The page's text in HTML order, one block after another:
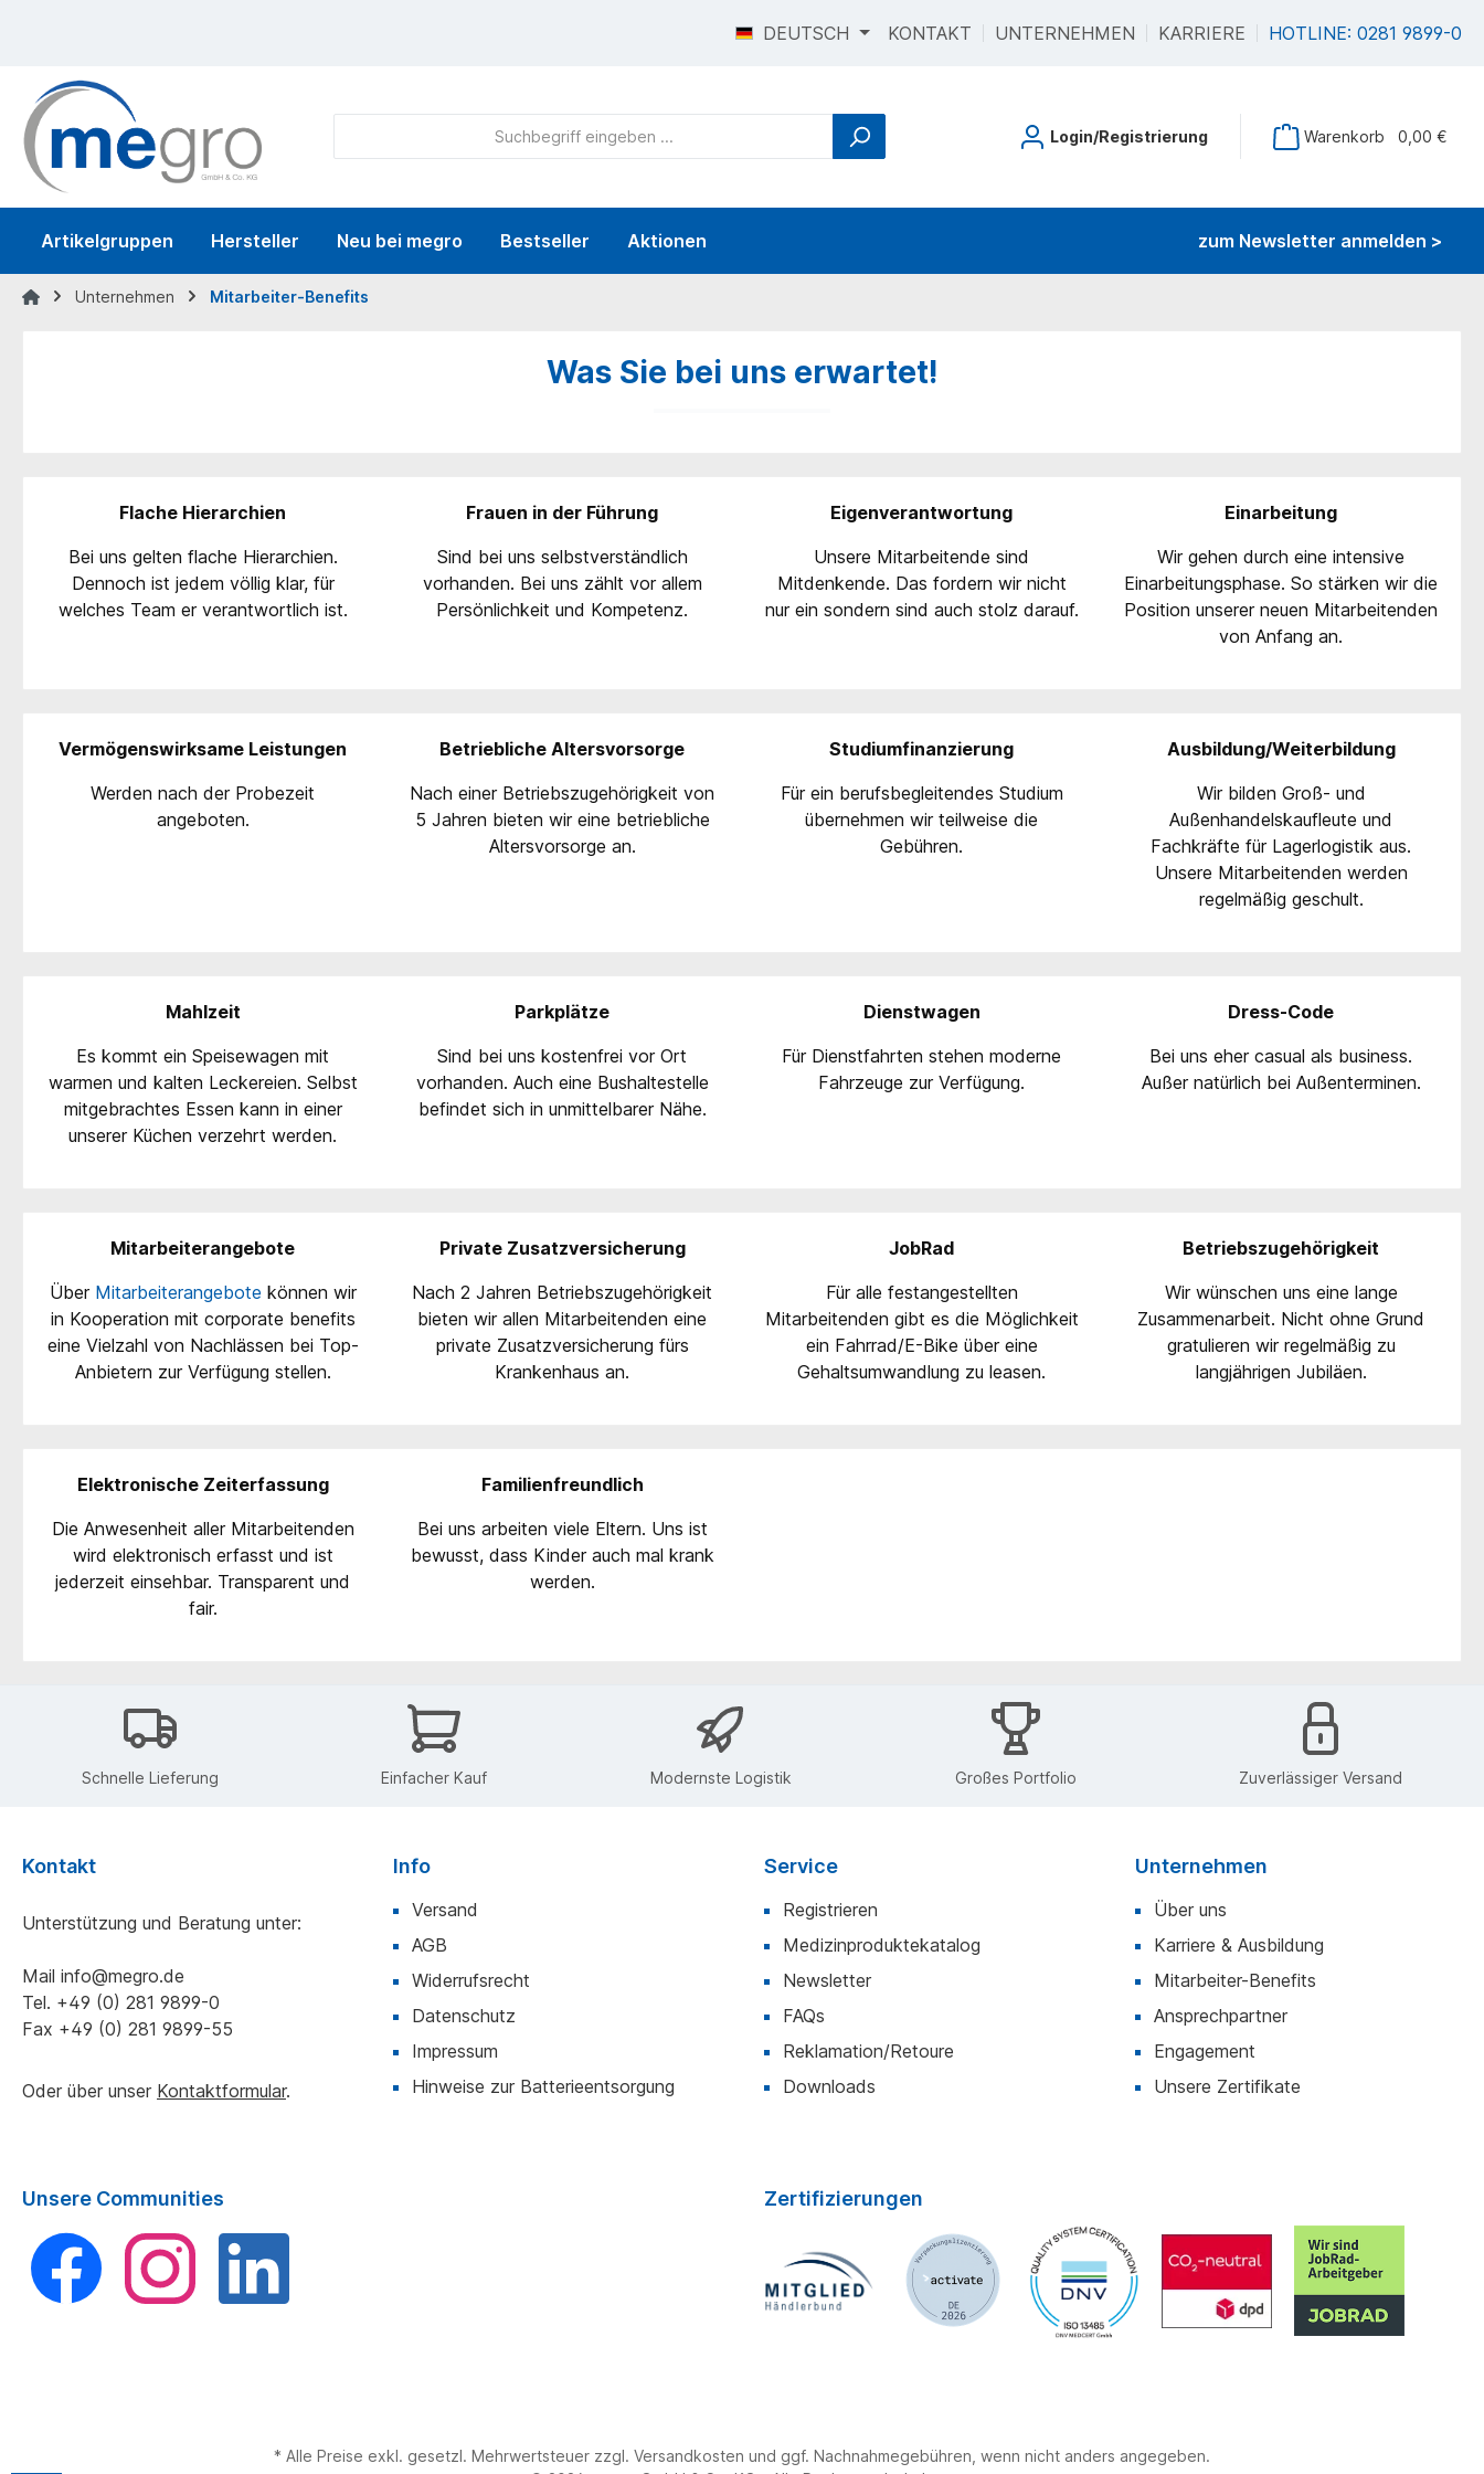
DEUTSCH KONTAKT UNTERNEHMEN KARRIERE HOTLINE: 0281 9899-0
Login/Registrierung Warenkorb 0,00 €
zum Newsletter anmelden >
Artikelgruppen Hersteller Neu bei megro Bestseller Aktionen
Unternehmen Mitarbeiter-Benefits
Was Sie bei uns erwartet!
Flache Hierarchien
Bei uns gelten flache Hierarchien.
Dennoch ist jedem völlig klar, für
welches Team er verantwortlich ist.
Frauen in der Führung
Sind bei uns selbstverständlich
vorhanden. Bei uns zählt vor allem
Persönlichkeit und Kompetenz.
Eigenverantwortung
Unsere Mitarbeitende sind
Mitdenkende. Das fordern wir nicht
nur ein sondern sind auch stolz darauf.
Einarbeitung
Wir gehen durch eine intensive
Einarbeitungsphase. So stärken wir die
Position unserer neuen Mitarbeitenden
von Anfang an.
Vermögenswirksame Leistungen
Werden nach der Probezeit
angeboten.
Betriebliche Altersvorsorge
Nach einer Betriebszugehörigkeit von
5 Jahren bieten wir eine betriebliche
Altersvorsorge an.
Studiumfinanzierung
Für ein berufsbegleitendes Studium
übernehmen wir teilweise die
Gebühren.
Ausbildung/Weiterbildung
Wir bilden Groß- und
Außenhandelskaufleute und
Fachkräfte für Lagerlogistik aus.
Unsere Mitarbeitenden werden
regelmäßig geschult.
Mahlzeit
Es kommt ein Speisewagen mit
warmen und kalten Leckereien. Selbst
mitgebrachtes Essen kann in einer
unserer Küchen verzehrt werden.
Parkplätze
Sind bei uns kostenfrei vor Ort
vorhanden. Auch eine Bushaltestelle
befindet sich in unmittelbarer Nähe.
Dienstwagen
Für Dienstfahrten stehen moderne
Fahrzeuge zur Verfügung.
Dress-Code
Bei uns eher casual als business.
Außer natürlich bei Außenterminen.
Mitarbeiterangebote
Über Mitarbeiterangebote können wir
in Kooperation mit corporate benefits
eine Vielzahl von Nachlässen bei Top-
Anbietern zur Verfügung stellen.
Private Zusatzversicherung
Nach 2 Jahren Betriebszugehörigkeit
bieten wir allen Mitarbeitenden eine
private Zusatzversicherung fürs
Krankenhaus an.
JobRad
Für alle festangestellten
Mitarbeitenden gibt es die Möglichkeit
ein Fahrrad/E-Bike über eine
Gehaltsumwandlung zu leasen.
Betriebszugehörigkeit
Wir wünschen uns eine lange
Zusammenarbeit. Nicht ohne Grund
gratulieren wir regelmäßig zu
langjährigen Jubiläen.
Elektronische Zeiterfassung
Die Anwesenheit aller Mitarbeitenden
wird elektronisch erfasst und ist
jederzeit einsehbar. Transparent und
fair.
Familienfreundlich
Bei uns arbeiten viele Eltern. Uns ist
bewusst, dass Kinder auch mal krank
werden.
Schnelle Lieferung Einfacher Kauf Modernste Logistik Großes Portfolio Zuverlässiger Versand
Kontakt
Unterstützung und Beratung unter:
Mail info@megro.de
Tel. +49 (0) 281 9899-0
Fax +49 (0) 281 9899-55
Oder über unser Kontaktformular.
Info
Versand
AGB
Widerrufsrecht
Datenschutz
Impressum
Hinweise zur Batterieentsorgung
Service
Registrieren
Medizinproduktekatalog
Newsletter
FAQs
Reklamation/Retoure
Downloads
Unternehmen
Über uns
Karriere & Ausbildung
Mitarbeiter-Benefits
Ansprechpartner
Engagement
Unsere Zertifikate
Unsere Communities
Facebook Instagram LinkedIn
Zertifizierungen
* Alle Preise exkl. gesetzl. Mehrwertsteuer zzgl. Versandkosten und ggf. Nachnahmegebühren, wenn nicht anders angegeben.